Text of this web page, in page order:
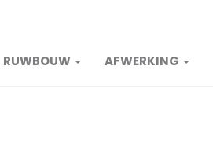
RUWBOUW AFWERKING